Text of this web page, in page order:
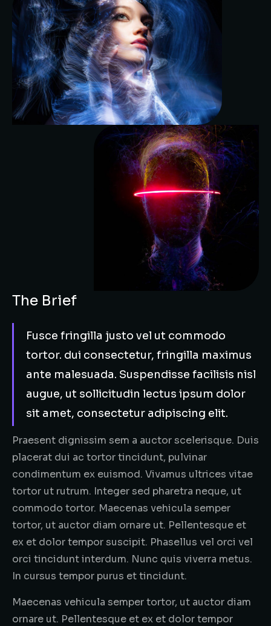
The Brief
Fusce fringilla justo vel ut commodo
tortor. dui consectetur, fringilla maximus
ante malesuada. Suspendisse facilisis nisl
augue, ut sollicitudin lectus ipsum dolor
sit amet, consectetur adipiscing elit.
Praesent dignissim sem a auctor scelerisque. Duis
placerat dui ac tortor tincidunt, pulvinar
condimentum ex euismod. Vivamus ultrices vitae
tortor ut rutrum. Integer sed pharetra neque, ut
commodo tortor. Maecenas vehicula semper
tortor, ut auctor diam ornare ut. Pellentesque et
ex et dolor tempor suscipit. Phasellus vel orci vel
orci tincidunt interdum. Nunc quis viverra metus.
In cursus tempor purus et tincidunt.
Maecenas vehicula semper tortor, ut auctor diam
ornare ut. Pellentesque et ex et dolor tempor